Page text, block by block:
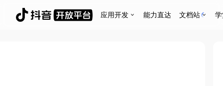
应用开发 能力直达 文档站